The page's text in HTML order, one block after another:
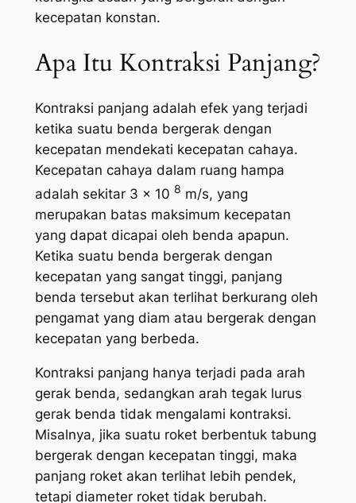
kecepatan konstan.
Apa Itu Kontraksi Panjang?
Kontraksi panjang adalah efek yang terjadi
ketika suatu benda bergerak dengan
kecepatan mendekati kecepatan cahaya.
Kecepatan cahaya dalam ruang hampa
adalah sekitar 3 x 10 8 m/s, yang
merupakan batas maksimum kecepatan
yang dapat dicapai oleh benda apapun.
Ketika suatu benda bergerak dengan
kecepatan yang sangat tinggi, panjang
benda tersebut akan terlihat berkurang oleh
pengamat yang diam atau bergerak dengan
kecepatan yang berbeda.
Kontraksi panjang hanya terjadi pada arah
gerak benda, sedangkan arah tegak lurus
gerak benda tidak mengalami kontraksi.
Misalnya, jika suatu roket berbentuk tabung
bergerak dengan kecepatan tinggi, maka
panjang roket akan terlihat lebih pendek,
tetapi diameter roket tidak berubah.